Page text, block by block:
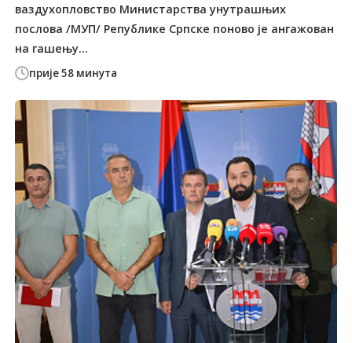
прије 58 минута
ваздухопловство Министарства унутрашњих
послова /МУП/ Републике Српске поново је ангажован
на гашењу...